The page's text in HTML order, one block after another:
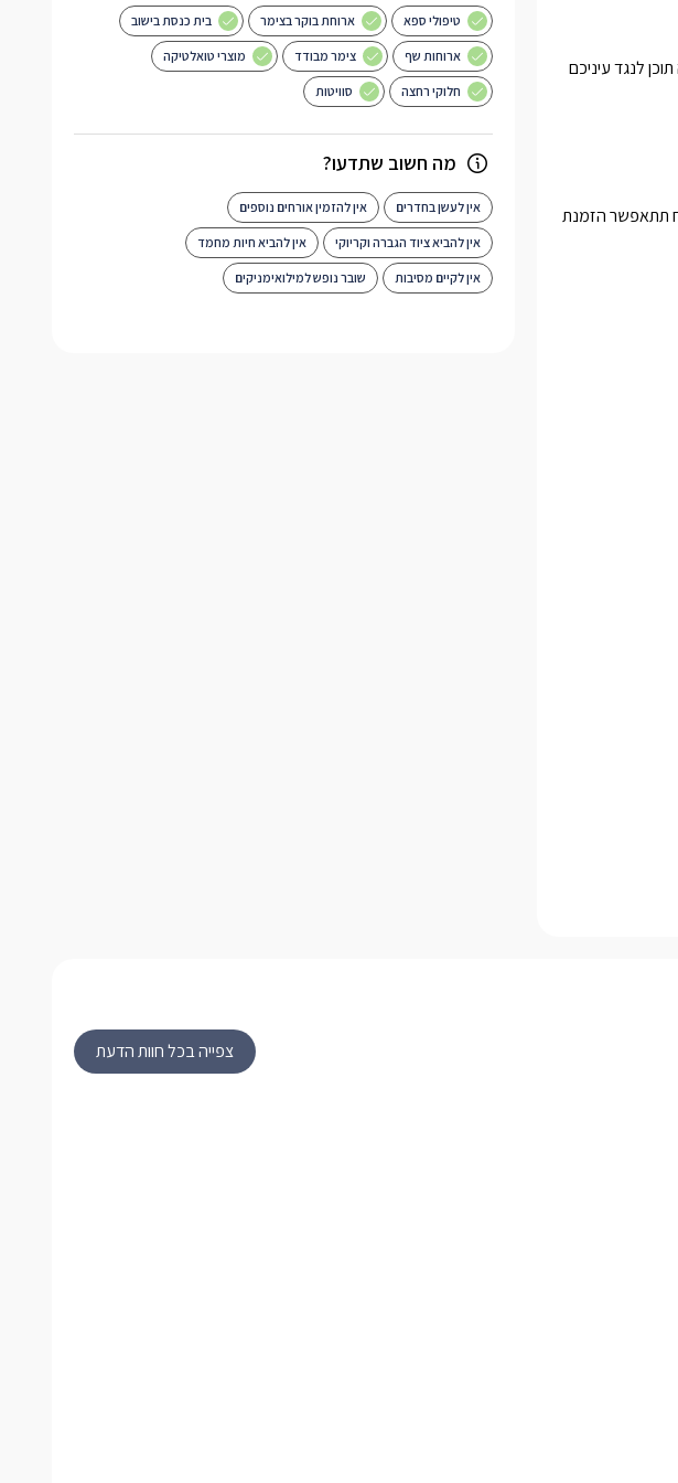
טיפולי ספא ארוחת בוקר בצימר בית כנסת בישוב
ארוחות שף צימר מבודד מוצרי טואלטיקה
חלוקי רחצה סוויטות
מה חשוב שתדעו?
אין לעשן בחדרים אין להזמין אורחים נוספים
אין להביא ציוד הגברה וקריוקי אין להביא חיות מחמד
אין לקיים מסיבות שובר נופש למילואימניקים
צפייה בכל חוות הדעת